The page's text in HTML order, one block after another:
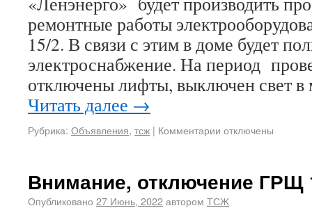
ремонтные работы
15/2. В связи с этим в доме будет
электроснабжение. На период
отключены лифты, выключен свет
Читать далее →
Рубрика: Объявления, тсж | Комментарии отключены
Внимание, отключение ГРЩ
Опубликовано 27 Июнь, 2022автором ТСЖ